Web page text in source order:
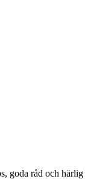
goda råd och